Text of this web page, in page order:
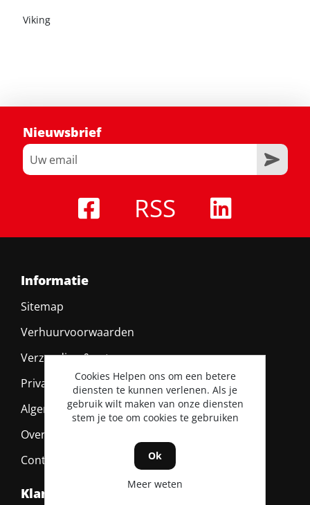
Viking
Nieuwsbrief
RSS
Informatie
Sitemap
Verhuurvoorwaarden
Verzending & retour
Privacy policy
Algemene voorwaarden
Over ons
Contact
Klantenservice
Cookies Helpen ons om een betere
diensten te kunnen verlenen. Als je
gebruik wilt maken van onze diensten
stem je toe om cookies te gebruiken
Ok
Meer weten